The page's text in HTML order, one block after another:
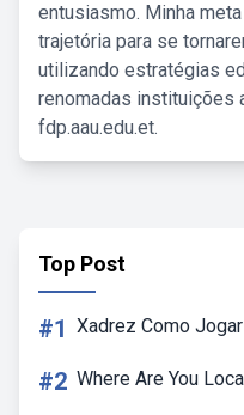
entusiasmo. Minha
trajetória para se
utilizando estratégias
renomadas instituições
fdp.aau.edu.et.
Top Post
#1 Xadrez Como
#2 Where Are You